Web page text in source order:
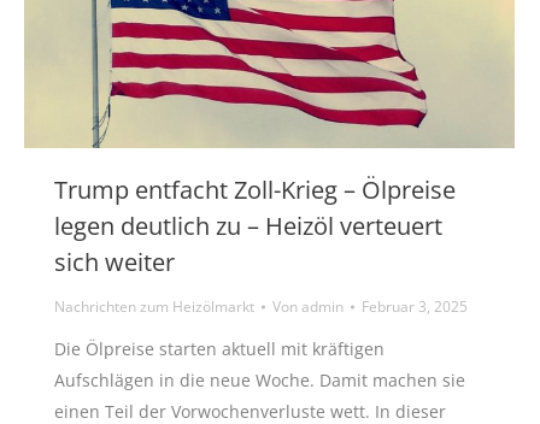
Trump entfacht Zoll-Krieg – Ölpreise
legen deutlich zu – Heizöl verteuert
sich weiter
Nachrichten zum Heizölmarkt Vonadmin Februar 3, 2025
Die Ölpreise starten aktuell mit kräftigen
Aufschlägen in die neue Woche. Damit machen sie
einen Teil der Vorwochenverluste wett. In dieser